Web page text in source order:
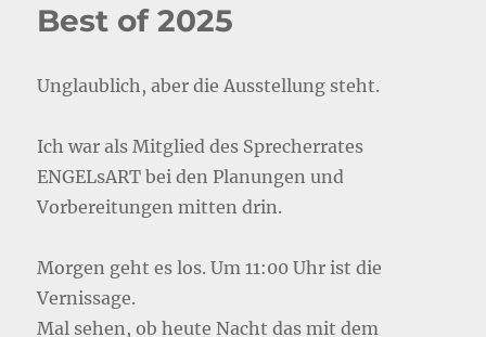
Best of 2025
Unglaublich, aber die Ausstellung steht.
Ich war als Mitglied des Sprecherrates
ENGELsART bei den Planungen und
Vorbereitungen mitten drin.
Morgen geht es los. Um 11:00 Uhr ist die
Vernissage.
Mal sehen, ob heute Nacht das mit dem